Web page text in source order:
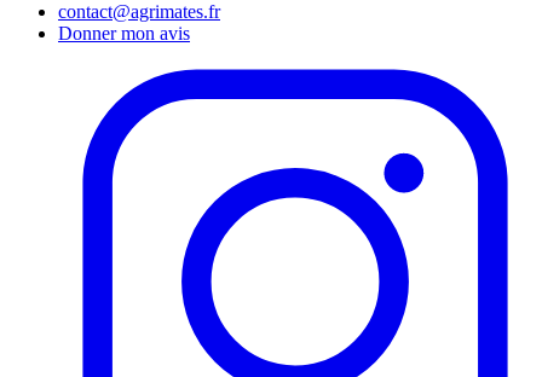
contact@agrimates.fr
Donner mon avis